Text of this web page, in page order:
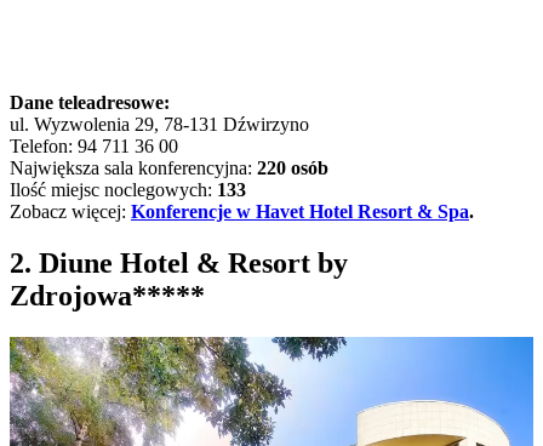
Dane teleadresowe:
ul. Wyzwolenia 29, 78-131 Dźwirzyno
Telefon: 94 711 36 00
Największa sala konferencyjna: 220 osób
Ilość miejsc noclegowych: 133
Zobacz więcej: Konferencje w Havet Hotel Resort & Spa.
2. Diune Hotel & Resort by
Zdrojowa*****